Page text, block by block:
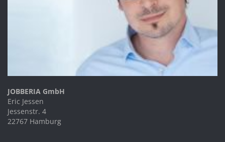
JOBBERIA GmbH
Eric Jessen
Jessenstr. 4
22767 Hamburg